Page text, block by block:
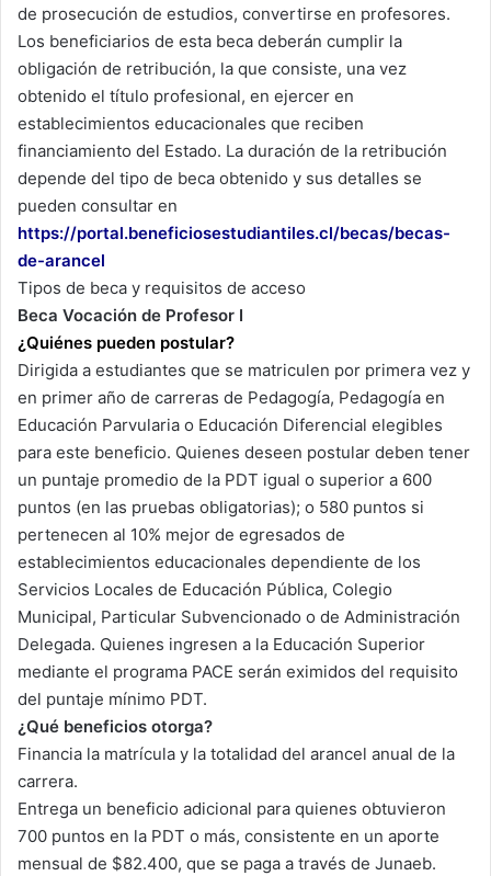
de prosecución de estudios, convertirse en profesores.
Los beneficiarios de esta beca deberán cumplir la
obligación de retribución, la que consiste, una vez
obtenido el título profesional, en ejercer en
establecimientos educacionales que reciben
financiamiento del Estado. La duración de la retribución
depende del tipo de beca obtenido y sus detalles se
pueden consultar en
https://portal.beneficiosestudiantiles.cl/becas/becas-
de-arancel
Tipos de beca y requisitos de acceso
Beca Vocación de Profesor I
¿Quiénes pueden postular?
Dirigida a estudiantes que se matriculen por primera vez y
en primer año de carreras de Pedagogía, Pedagogía en
Educación Parvularia o Educación Diferencial elegibles
para este beneficio. Quienes deseen postular deben tener
un puntaje promedio de la PDT igual o superior a 600
puntos (en las pruebas obligatorias); o 580 puntos si
pertenecen al 10% mejor de egresados de
establecimientos educacionales dependiente de los
Servicios Locales de Educación Pública, Colegio
Municipal, Particular Subvencionado o de Administración
Delegada. Quienes ingresen a la Educación Superior
mediante el programa PACE serán eximidos del requisito
del puntaje mínimo PDT.
¿Qué beneficios otorga?
Financia la matrícula y la totalidad del arancel anual de la
carrera.
Entrega un beneficio adicional para quienes obtuvieron
700 puntos en la PDT o más, consistente en un aporte
mensual de $82.400, que se paga a través de Junaeb.